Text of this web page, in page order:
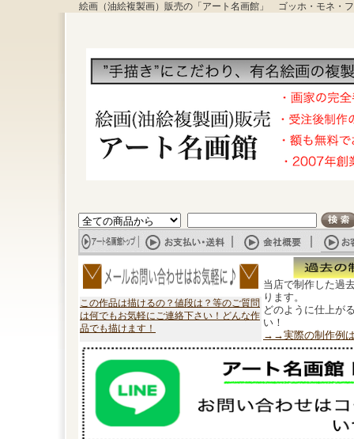
絵画（油絵複製画）販売の「アート名画館」 ゴッホ・モネ・
この作品は描けるの？値段は？等のご質問
は何でもお気軽にご連絡下さい！どんな作
品でも描けます！
当店で制作した過
ります。
どのように仕上が
い！
→→実際の制作例